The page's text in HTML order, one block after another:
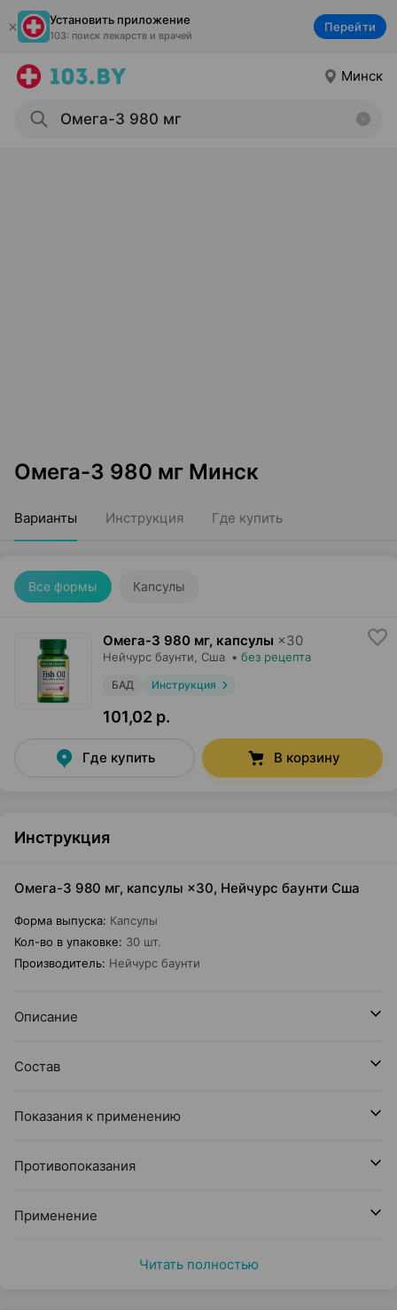
Установить приложение
103: поиск лекарств и врачей
Перейти
Минск
Омега-3 980 мг Минск
Варианты Инструкция Где купить
Все формы Капсулы
Омега-3 980 мг, капсулы ×30
Нейчурс баунти , Сша • без рецепта
БАД Инструкция
101,02 р.
Где купить В корзину
Инструкция
Омега-3 980 мг, капсулы ×30, Нейчурс баунти Сша
Форма выпуска: Капсулы
Кол-во в упаковке: 30 шт.
Производитель: Нейчурс баунти
Описание
Состав
Показания к применению
Противопоказания
Применение
Читать полностью